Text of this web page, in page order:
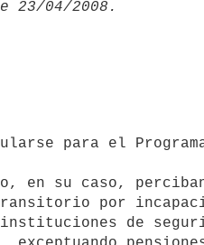
en su caso,
por
de